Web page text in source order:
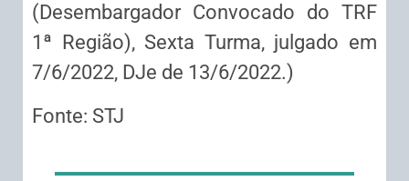
(Desembargador Convocado do TRF
1ª Região), Sexta Turma, julgado em
7/6/2022, DJe de 13/6/2022.)
Fonte: STJ